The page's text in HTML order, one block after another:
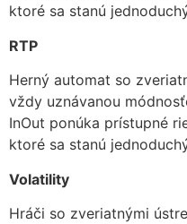
ktoré sa stanú
RTP
Herný automat so
vždy uznávanou
InOut ponúka prístupné
ktoré sa stanú
Volatility
Hráči so zveriatnými